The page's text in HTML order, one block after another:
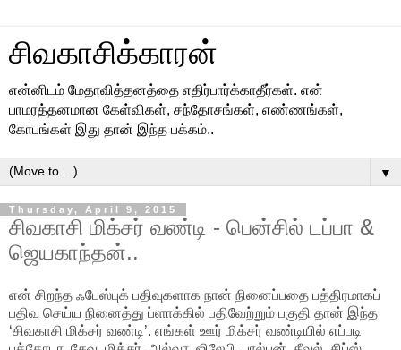
சிவகாசிக்காரன்
என்னிடம் மேதாவித்தனத்தை எதிர்பார்க்காதீர்கள். என்
பாமரத்தனமான கேள்விகள், சந்தோசங்கள், எண்ணங்கள்,
கோபங்கள் இது தான் இந்த பக்கம்..
▼
Thursday, April 9, 2015
சிவகாசி மிக்சர் வண்டி - பென்சில் டப்பா &
ஜெயகாந்தன்..
என் சிறந்த ஃபேஸ்புக் பதிவுகளாக நான் நினைப்பதை பத்திரமாகப்
பதிவு செய்ய நினைத்து ப்ளாக்கில் பதிவேற்றும் பகுதி தான் இந்த
‘சிவகாசி மிக்சர் வண்டி’. எங்கள் ஊர் மிக்சர் வண்டியில் எப்படி